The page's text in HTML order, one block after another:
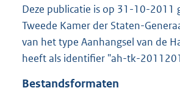
s
r
o
o
Deze publicatie is op 31-10-2011
Tweede Kamer der Staten-
van het type Aanhangsel van de
heeft als identifier "ah-tk-
Bestandsformaten